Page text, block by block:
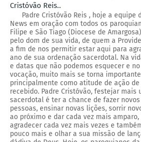
Cristóvão Reis..
Padre Cristóvão Reis , hoje a equipe
News em oração com todos os
Filipe e São Tiago (Diocese de
pelo dom de sua vida, de quem a
a fim de nos permitir estar aqui para
ano de sua ordenação sacerdotal. Na
e datas que não podemos esquecer e
vocação, muito mais se torna
principalmente como atitude de ação de
recebido. Padre Cristóvão, festejar mais
sacerdotal é ter a chance de fazer
pessoas, ensinar novas lições, sorrir
ao próximo e dar cada vez mais
agradecer cada vez mais vezes e
pouco mais e olhar a sua missão de